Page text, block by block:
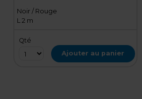
Noir / Rouge
L 2 m
Qté
Ajouter au panier